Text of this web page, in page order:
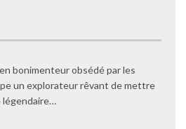
bonimenteur obsédé par les
un explorateur rêvant de mettre
légendaire…